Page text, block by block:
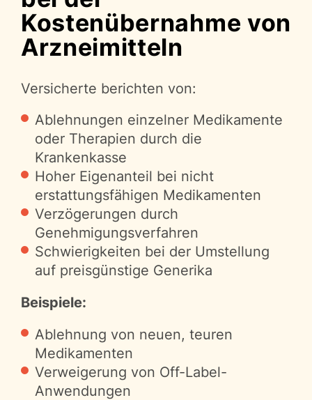
Kostenübernahme von
Arzneimitteln
Versicherte berichten von:
Ablehnungen einzelner Medikamente
oder Therapien durch die
Krankenkasse
Hoher Eigenanteil bei nicht
erstattungsfähigen Medikamenten
Verzögerungen durch
Genehmigungsverfahren
Schwierigkeiten bei der Umstellung
auf preisgünstige Generika
Beispiele:
Ablehnung von neuen, teuren
Medikamenten
Verweigerung von Off-Label-
Anwendungen